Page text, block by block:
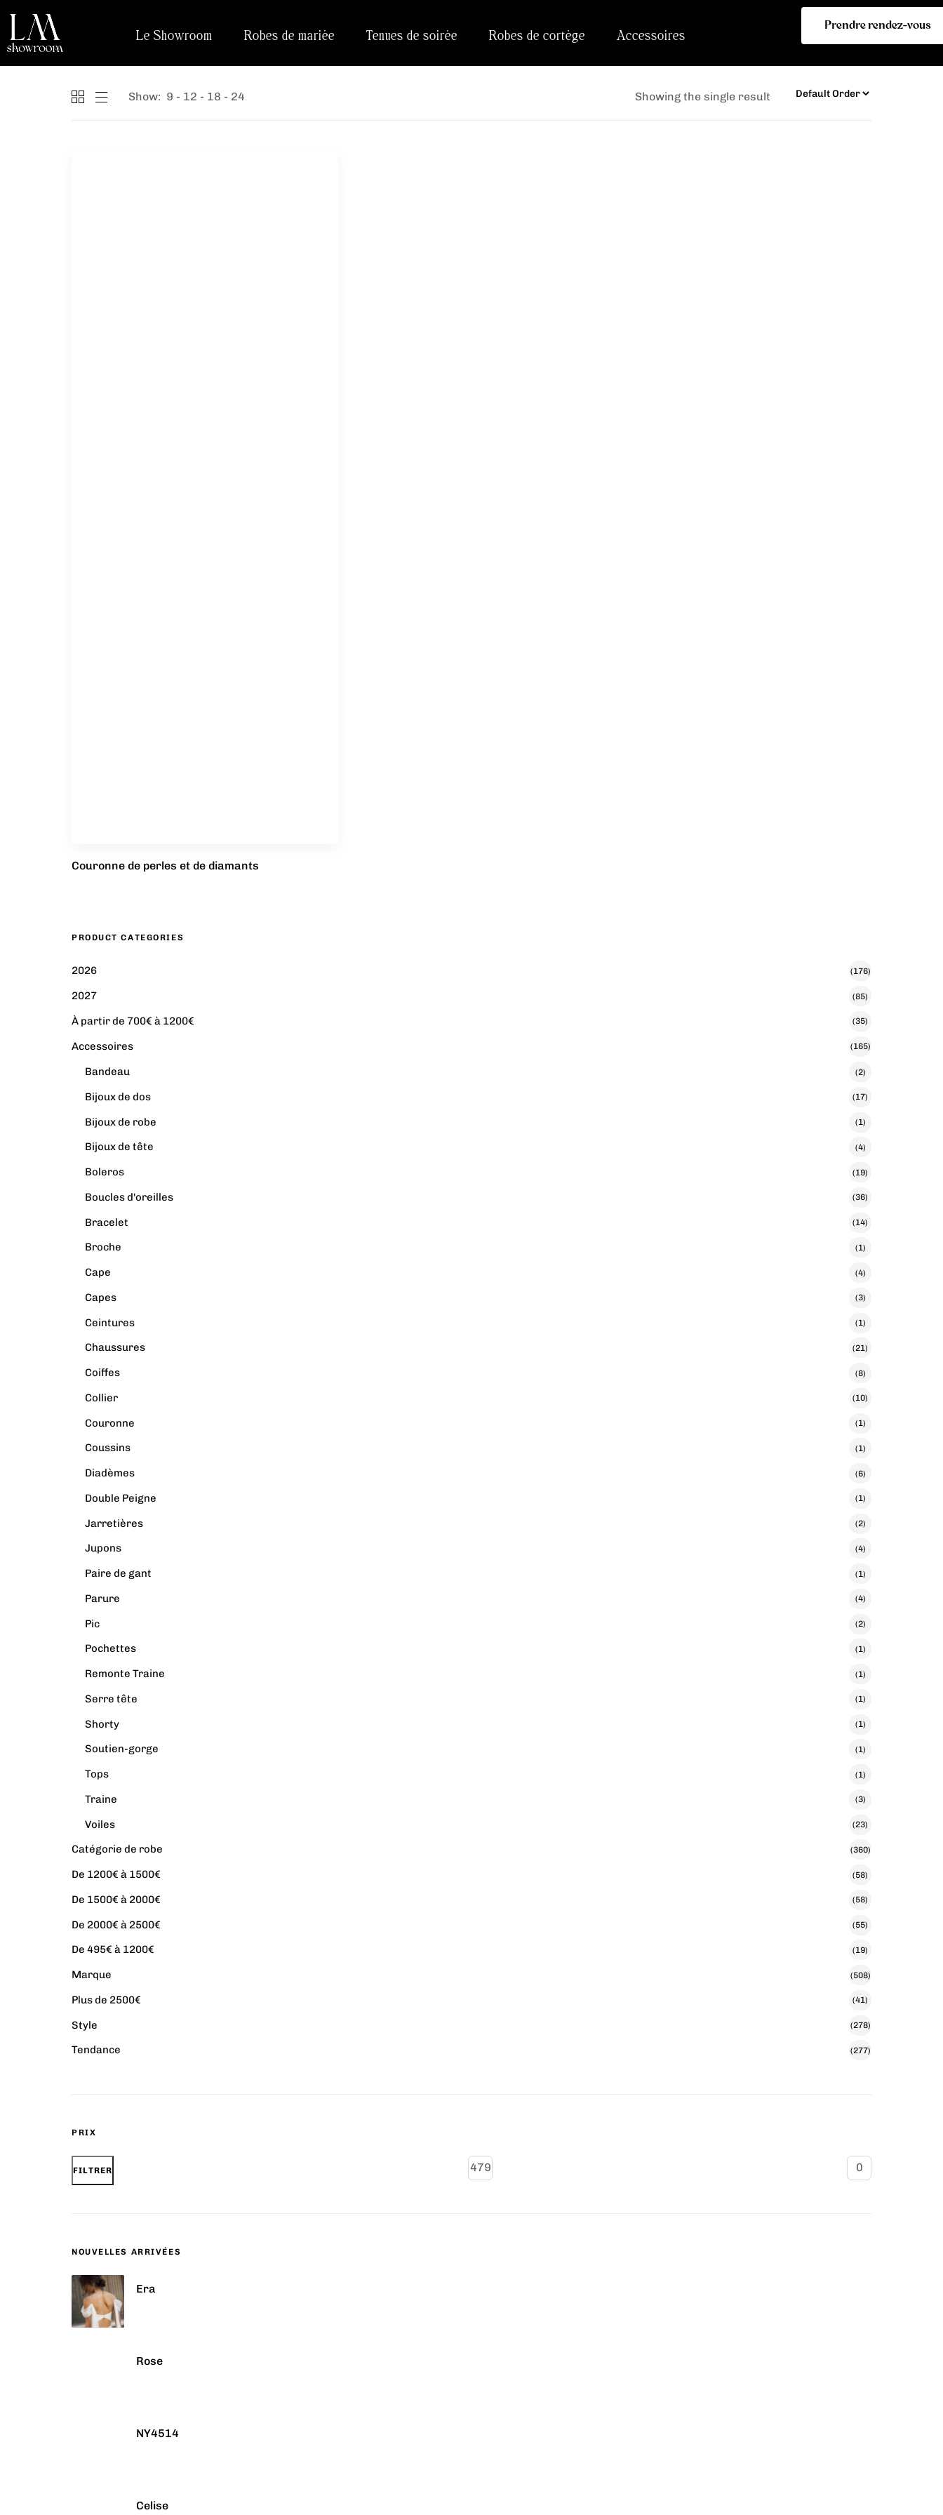
Le Showroom Robes de mariée Tenues de soirée Robes de cortège Accessoires
Prendre rendez-vous
Show: 9 12 18 24 Showing the single result
Couronne de perles et de diamants
PRODUCT CATEGORIES
2026 (176)
2027 (85)
À partir de 700€ à 1200€ (35)
Accessoires (165)
Bandeau (2)
Bijoux de dos (17)
Bijoux de robe (1)
Bijoux de tête (4)
Boleros (19)
Boucles d'oreilles (36)
Bracelet (14)
Broche (1)
Cape (4)
Capes (3)
Ceintures (1)
Chaussures (21)
Coiffes (8)
Collier (10)
Couronne (1)
Coussins (1)
Diadèmes (6)
Double Peigne (1)
Jarretières (2)
Jupons (4)
Paire de gant (1)
Parure (4)
Pic (2)
Pochettes (1)
Remonte Traine (1)
Serre tête (1)
Shorty (1)
Soutien-gorge (1)
Tops (1)
Traine (3)
Voiles (23)
Catégorie de robe (360)
De 1200€ à 1500€ (58)
De 1500€ à 2000€ (58)
De 2000€ à 2500€ (55)
De 495€ à 1200€ (19)
Marque (508)
Plus de 2500€ (41)
Style (278)
Tendance (277)
PRIX
FILTRER
NOUVELLES ARRIVÉES
Era
Rose
NY4514
Celise